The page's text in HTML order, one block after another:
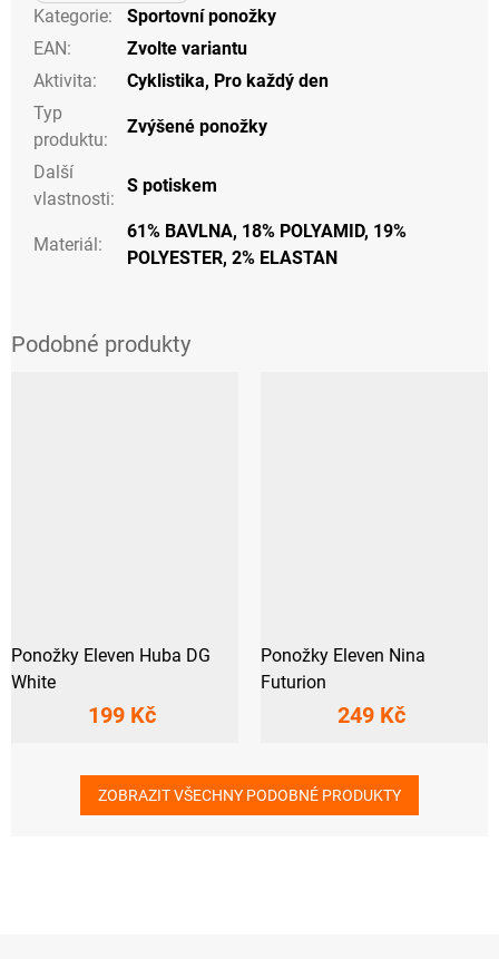
Kategorie:
Sportovní ponožky
EAN:
Zvolte variantu
Aktivita: Cyklistika, Pro každý den
Typ
produktu:
Zvýšené ponožky
Další
vlastnosti:
S potiskem
Materiál:
61% BAVLNA, 18% POLYAMID, 19%
POLYESTER, 2% ELASTAN
Ponožky Eleven Huba DG
White
199 Kč
Ponožky Eleven Nina
Futurion
249 Kč
ZOBRAZIT VŠECHNY PODOBNÉ PRODUKTY